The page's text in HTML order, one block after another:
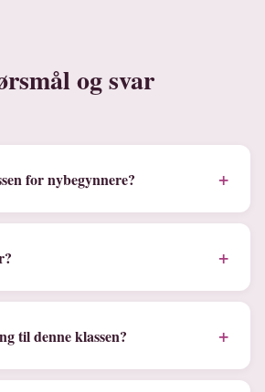
og svar
for nybegynnere? +
+
til denne klassen? +